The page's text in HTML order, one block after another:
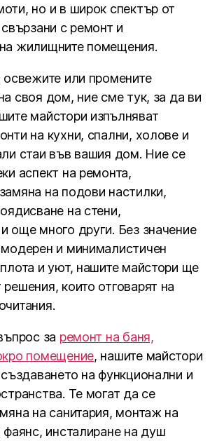
но и в широк спектър от
с ремонт и
жилищните помещения.
освежите или промените
своя дом, ние сме тук, за да ви
майстори изпълняват
на кухни, спални, холове и
стаи във вашия дом. Ние се
аспект на ремонта,
на подови настилки,
на стени,
още много други. Без значение
и минималистичен
и уют, нашите майстори ще
които отговарят на
за ремонт на баня,
помещение, нашите майстори
на функционални и
Те могат да се
на санитария, монтаж на
фаянс, инсталиране на душ